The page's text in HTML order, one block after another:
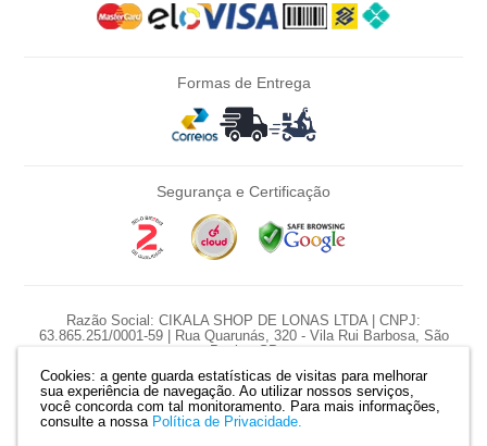
Cookies: a gente guarda estatísticas de visitas para melhorar
sua experiência de navegação. Ao utilizar nossos serviços,
você concorda com tal monitoramento. Para mais informações,
consulte a nossa Política de Privacidade.
Formas de Entrega
Segurança e Certificação
Razão Social: CIKALA SHOP DE LONAS LTDA | CNPJ:
63.865.251/0001-59 | Rua Quarunás, 320 - Vila Rui Barbosa, São
Paulo - SP
*Nossas promoções são diárias e pontuais, preço e estoque sujeito a
variação diariamente.
*Produtos serão reservados somente com pagamento confirmado. |
Mapa do site